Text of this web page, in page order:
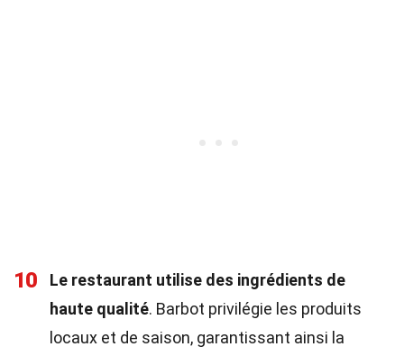
10
Le restaurant utilise des ingrédients de
haute qualité. Barbot privilégie les produits
locaux et de saison, garantissant ainsi la